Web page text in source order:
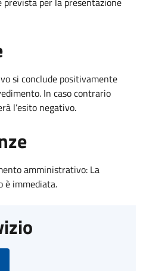
si conclude positivamente
In caso contrario
l’esito negativo.
amministrativo: La
è immediata.